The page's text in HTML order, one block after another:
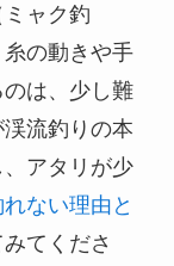
ャク釣
の動きや手
は、少し難
流釣りの本
アタリが少
ない理由と
てくださ